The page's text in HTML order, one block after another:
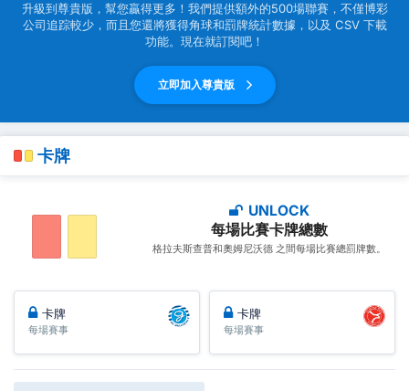
升級到尊貴版，幫您贏得更多！我們提供額外的500場聯賽，不僅博彩
公司追踪較少，而且您還將獲得角球和罰牌統計數據，以及 CSV 下載
功能。現在就訂閱吧！
立即加入尊貴版
卡牌
UNLOCK
每場比賽卡牌總數
格拉夫斯查普和奧姆尼沃德 之間每場比賽總罰牌數。
卡牌
每場賽事
卡牌
每場賽事